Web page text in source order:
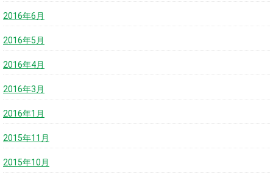
2016年6月
2016年5月
2016年4月
2016年3月
2016年1月
2015年11月
2015年10月